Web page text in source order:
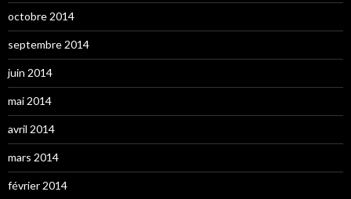
octobre 2014
septembre 2014
juin 2014
mai 2014
avril 2014
mars 2014
février 2014